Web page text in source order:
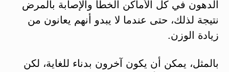
الدهون في كل الأماكن الخطأ والإصابة بالمرض
نتيجة لذلك، حتى عندما لا يبدو أنهم يعانون من
زيادة الوزن.
بالمثل، يمكن أن يكون آخرون بدناء للغاية، لكن